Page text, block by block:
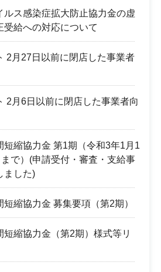
ルス感染症拡大防止協力金の虚
受給への対応について
2月27日以前に閉店した事業者
2月6日以前に閉店した事業者向
短縮協力金 第1期（令和3年1月1
で）(申請受付・審査・支給事
ました)
縮協力金 募集要項（第2期）
短縮協力金（第2期）様式等リ